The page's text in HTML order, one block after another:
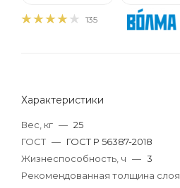
135
Характеристики
Вес, кг — 25
ГОСТ — ГОСТ Р 56387-2018
Жизнеспособность, ч — 3
Рекомендованная толщина слоя